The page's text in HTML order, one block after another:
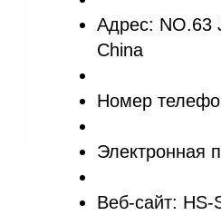
Адрес: NO.63
China
Номер
Электронная
Веб-сайт: HS-